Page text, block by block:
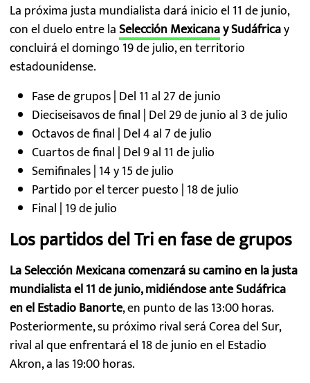
La próxima justa mundialista dará inicio el 11 de junio,
con el duelo entre laSelección Mexicanay Sudáfricay
concluirá el domingo 19 de julio, en territorio
estadounidense.
Fase de grupos | Del 11 al 27 de junio
Dieciseisavos de final | Del 29 de junio al 3 de julio
Octavos de final | Del 4 al 7 de julio
Cuartos de final | Del 9 al 11 de julio
Semifinales | 14 y 15 de julio
Partido por el tercer puesto | 18 de julio
Final | 19 de julio
Los partidos del Tri en fase de grupos
La Selección Mexicana comenzará su camino en la justa
mundialista el 11 de junio, midiéndose ante Sudáfrica
en el Estadio Banorte, en punto de las 13:00 horas.
Posteriormente, su próximo rival será Corea del Sur,
rival al que enfrentará el 18 de junio en el Estadio
Akron, a las 19:00 horas.